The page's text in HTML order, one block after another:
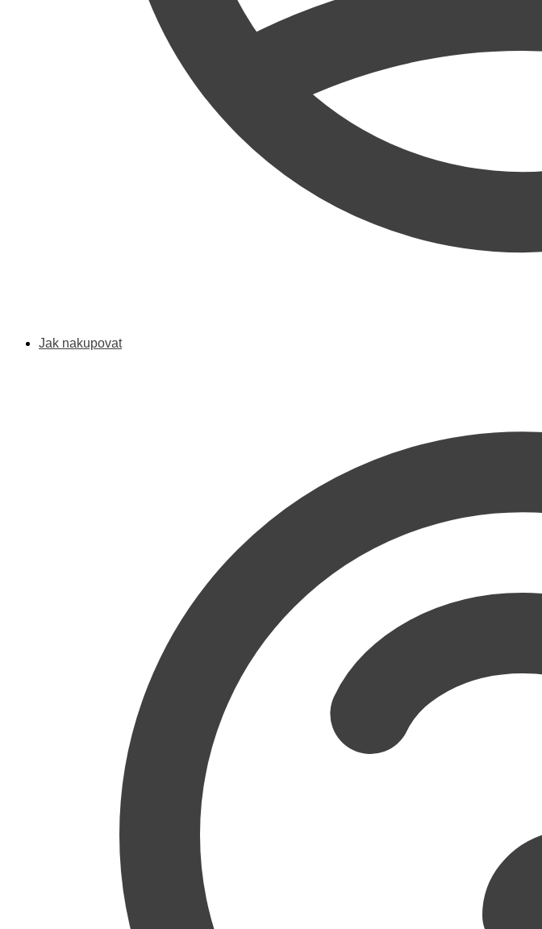
Jak nakupovat